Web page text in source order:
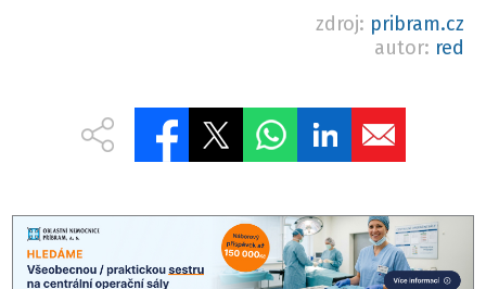
zdroj: pribram.cz
autor: red